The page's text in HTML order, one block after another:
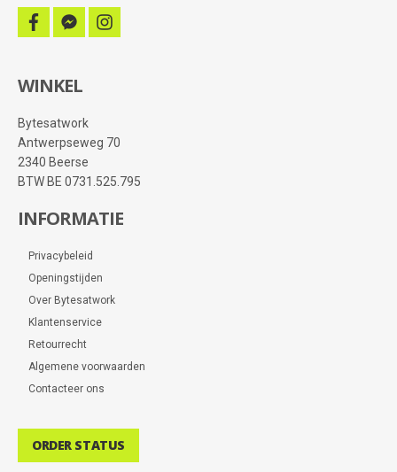
facebook
facebook-
messenger
instagram
WINKEL
Bytesatwork
Antwerpseweg 70
2340 Beerse
BTW BE 0731.525.795
INFORMATIE
Privacybeleid
Openingstijden
Over Bytesatwork
Klantenservice
Retourrecht
Algemene voorwaarden
Contacteer ons
ORDER STATUS